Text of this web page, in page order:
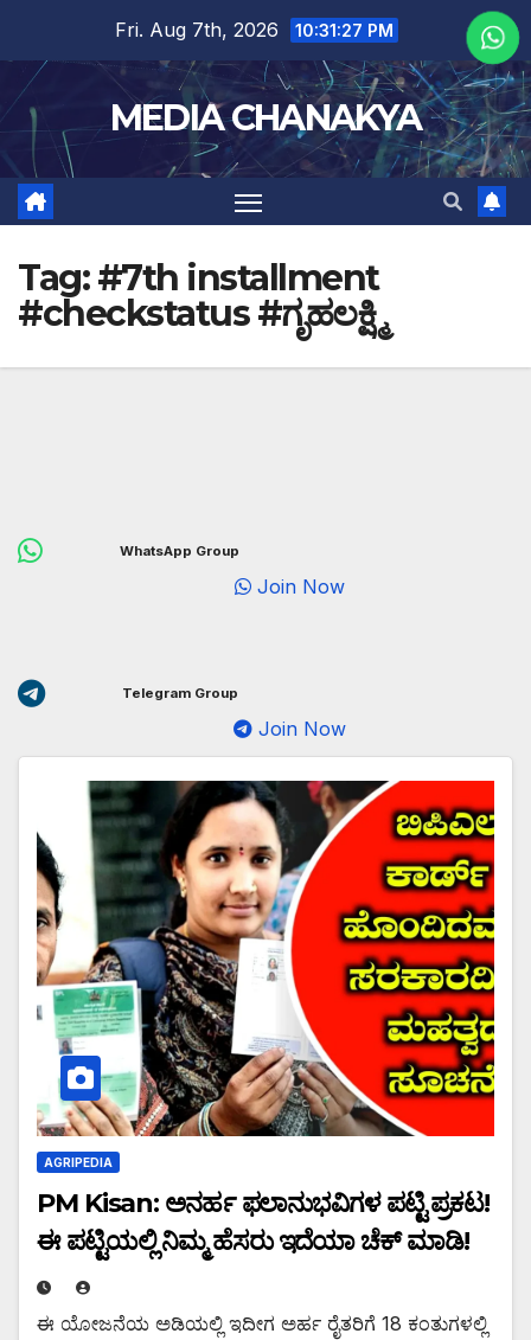
Fri. Aug 7th, 2026 10:31:28 PM
MEDIA CHANAKYA
Tag:#7th installment
#checkstatus #ಗೃಹಲಕ್ಷ್ಮಿ
WhatsApp Group
Join Now
Telegram Group
Join Now
AGRIPEDIA
PM Kisan: ಅನರ್ಹ ಫಲಾನುಭವಿಗಳ ಪಟ್ಟಿ ಪ್ರಕಟ!
ಈ ಪಟ್ಟಿಯಲ್ಲಿ ನಿಮ್ಮ ಹೆಸರು ಇದೆಯಾ ಚೆಕ್ ಮಾಡಿ!
ಈ ಯೋಜನೆಯ ಅಡಿಯಲ್ಲಿ ಇದೀಗ ಅರ್ಹ ರೈತರಿಗೆ 18 ಕಂತುಗಳಲ್ಲಿ